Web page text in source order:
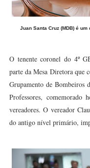
Juan Santa Cruz (MDB) é
O tenente coronel do 4º
parte da Mesa Diretora que
Grupamento de Bombeiros
Professores, comemorado
vereadores. O vereador
do antigo nível primário,